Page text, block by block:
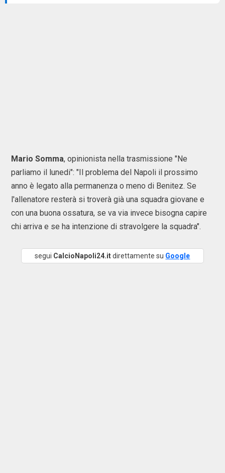
Mario Somma, opinionista nella trasmissione "Ne
parliamo il lunedi": "Il problema del Napoli il prossimo
anno è legato alla permanenza o meno di Benitez. Se
l'allenatore resterà si troverà già una squadra giovane e
con una buona ossatura, se va via invece bisogna capire
chi arriva e se ha intenzione di stravolgere la squadra".
segui CalcioNapoli24.itdirettamente su Google